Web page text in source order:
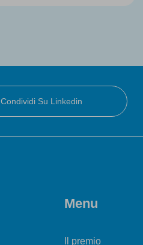
Condividi Su Linkedin
Menu
Il premio